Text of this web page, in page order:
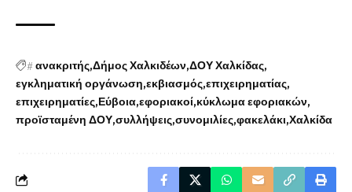
#ανακριτής Δήμος Χαλκιδέων ΔΟΥ Χαλκίδας
εγκληματική οργάνωση εκβιασμός επιχειρηματίας
επιχειρηματίες Εύβοια εφοριακοί κύκλωμα εφοριακών
προϊσταμένη ΔΟΥ συλλήψεις συνομιλίες φακελάκι Χαλκίδα